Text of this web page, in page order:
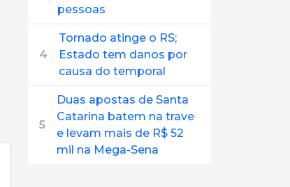
pessoas
4
Tornado atinge o RS;
Estado tem danos por
causa do temporal
5
Duas apostas de Santa
Catarina batem na trave
e levam mais de R$ 52
mil na Mega-Sena